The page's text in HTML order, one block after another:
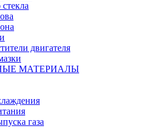
двигателя
МАТЕРИАЛЫ
газа